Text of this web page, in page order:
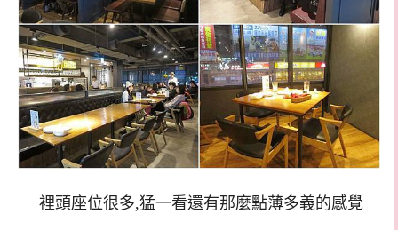
裡頭座位很多,猛一看還有那麼點薄多義的感覺